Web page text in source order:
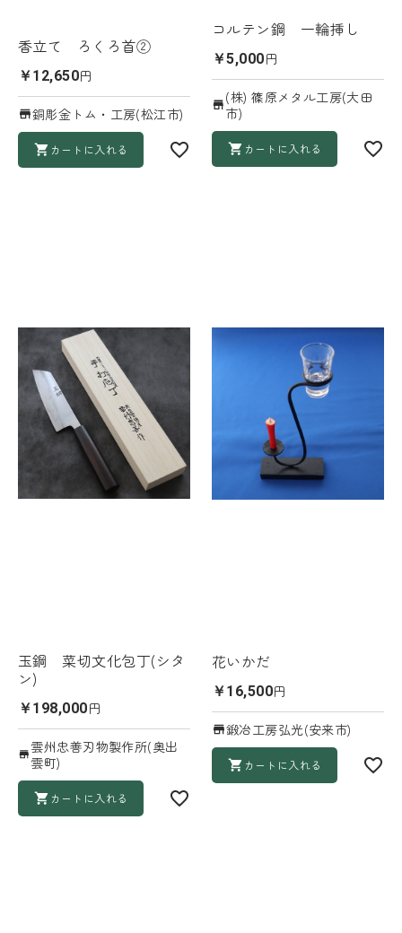
香立て ろくろ首②
￥12,650円
銅彫金トム・工房(松江市)
カートに入れる
コルテン鋼 一輪挿し
￥5,000円
(株) 篠原メタル工房(大田
市)
カートに入れる
玉鋼 菜切文化包丁(シタ
ン)
￥198,000円
雲州忠善刃物製作所(奥出
雲町)
カートに入れる
花いかだ
￥16,500円
鍛冶工房弘光(安来市)
カートに入れる